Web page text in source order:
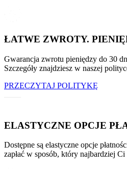
ŁATWE ZWROTY.
Gwarancja zwrotu pieniędzy do 30
Szczegóły znajdziesz w naszej
PRZECZYTAJ POLITYKĘ
ELASTYCZNE OPCJE
Dostępne są elastyczne opcje
zapłać w sposób, który najbardziej